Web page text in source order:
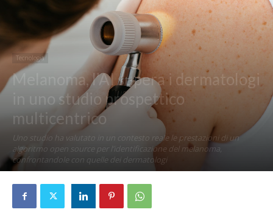
Tecnologia
Melanoma, l’AI supera i dermatologi
in uno studio prospettico
multicentrico
Uno studio ha valutato in un contesto reale le prestazioni di un
algoritmo open source per l’identificazione del melanoma,
confrontandole con quelle dei dermatologi